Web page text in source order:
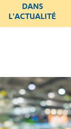
DANS
L'ACTUALITÉ